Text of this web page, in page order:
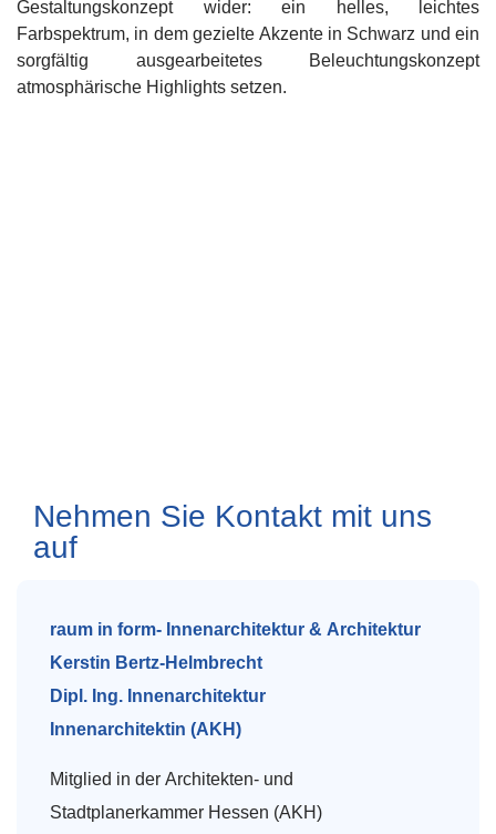
Gestaltungskonzept wider: ein helles, leichtes
Farbspektrum, in dem gezielte Akzente in Schwarz und ein
sorgfältig ausgearbeitetes Beleuchtungskonzept
atmosphärische Highlights setzen.
raum in form- Innenarchitektur & Architektur
Kerstin Bertz-Helmbrecht
Dipl. Ing. Innenarchitektur
Innenarchitektin (AKH)
Mitglied in der Architekten- und
Stadtplanerkammer Hessen (AKH)
Nehmen Sie Kontakt mit uns
auf